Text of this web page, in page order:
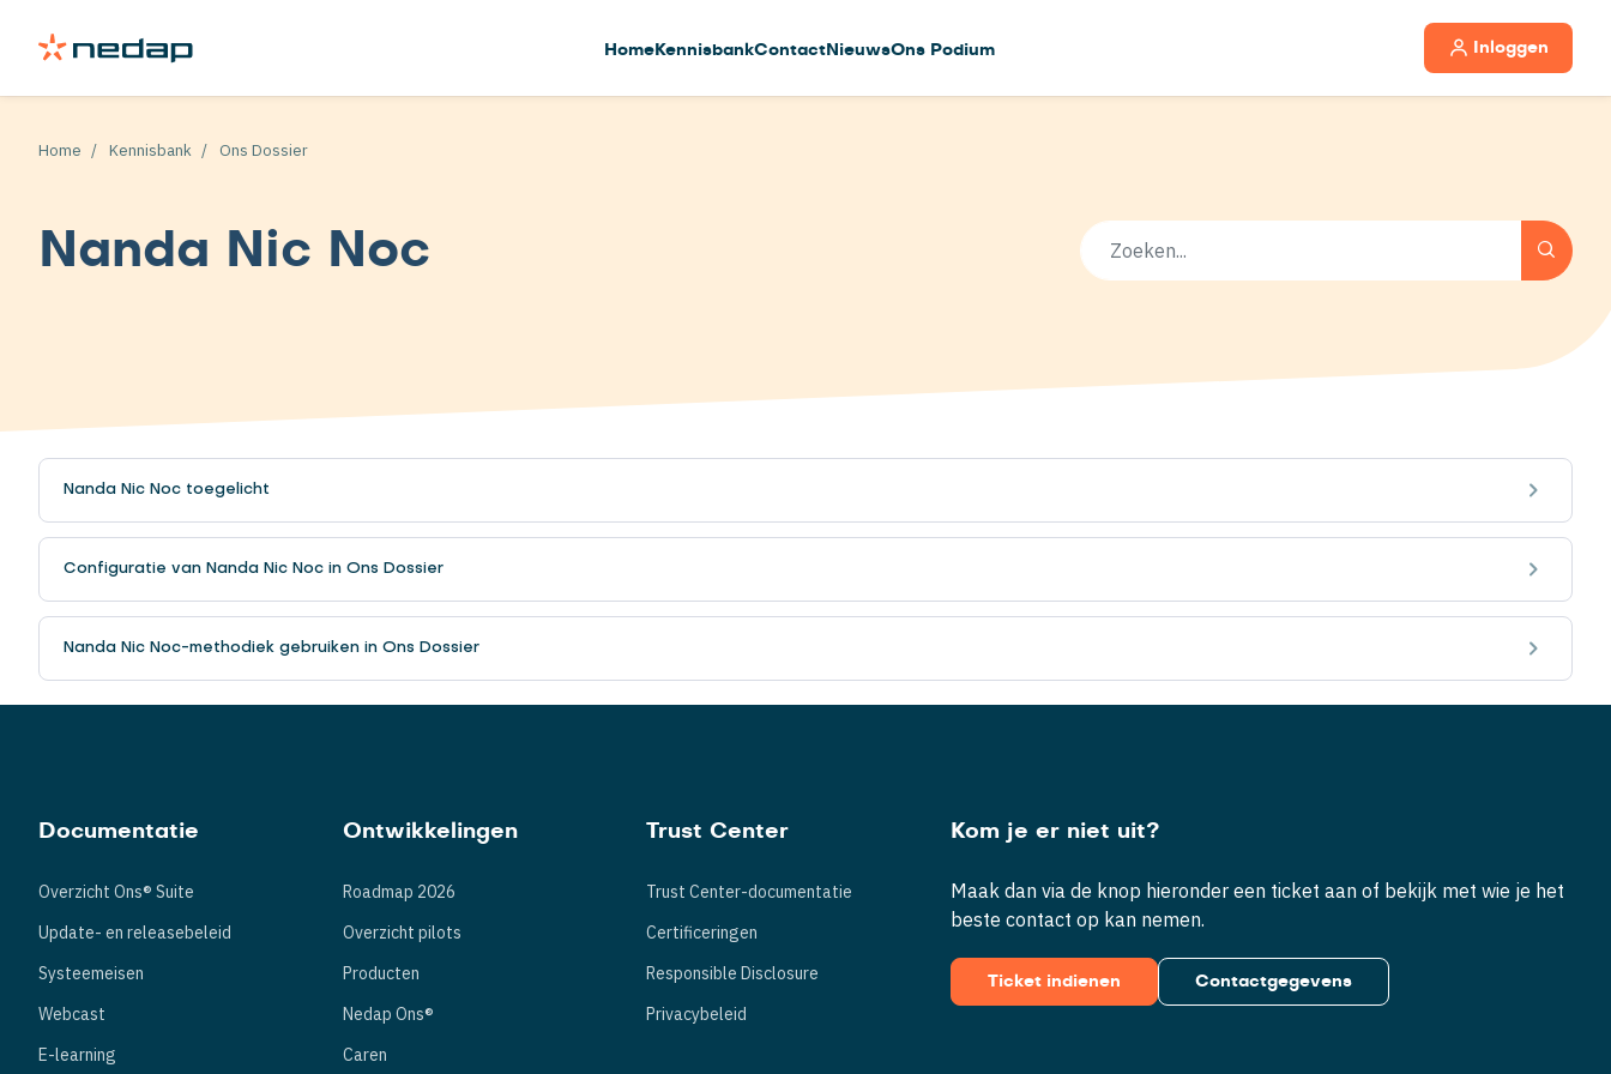
HomeKennisbankContactNieuwsOns Podium Inloggen
Home Kennisbank Ons Dossier
Nanda Nic Noc
Nanda Nic Noc toegelicht
Configuratie van Nanda Nic Noc in Ons Dossier
Nanda Nic Noc-methodiek gebruiken in Ons Dossier
Documentatie
Overzicht Ons® Suite
Update- en releasebeleid
Systeemeisen
Webcast
E-learning
Ontwikkelingen
Roadmap 2026
Overzicht pilots
Producten
Nedap Ons®
Caren
Trust Center
Trust Center-documentatie
Certificeringen
Responsible Disclosure
Privacybeleid
Kom je er niet uit?
Maak dan via de knop hieronder een ticket aan of bekijk met wie je het
beste contact op kan nemen.
Ticket indienen Contactgegevens